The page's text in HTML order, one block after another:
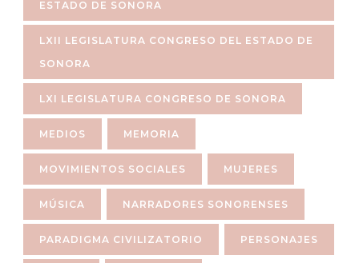
ESTADO DE SONORA
LXII LEGISLATURA CONGRESO DEL ESTADO DE
SONORA
LXI LEGISLATURA CONGRESO DE SONORA
MEDIOS MEMORIA
MOVIMIENTOS SOCIALES MUJERES
MÚSICA NARRADORES SONORENSES
PARADIGMA CIVILIZATORIO PERSONAJES